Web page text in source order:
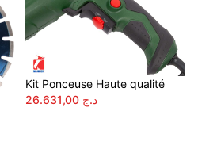
Kit Ponceuse Haute qualité
د.ج